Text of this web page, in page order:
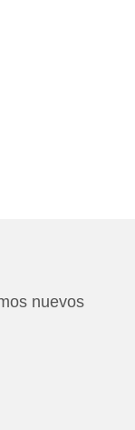
nuevos